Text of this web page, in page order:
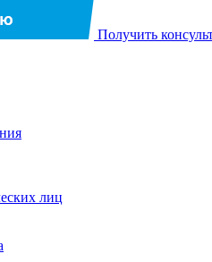
Получить
лиц